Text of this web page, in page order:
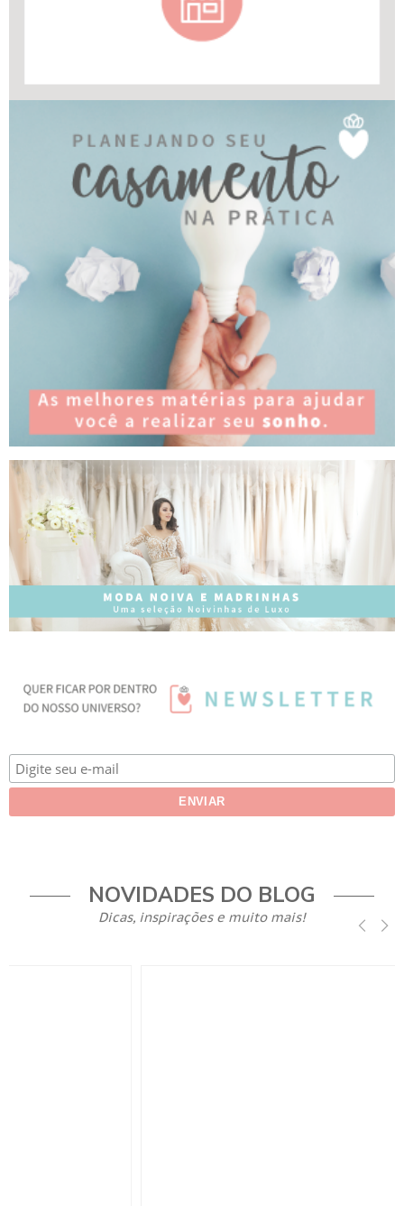
NOVIDADES DO BLOG
Dicas, inspirações e muito mais!